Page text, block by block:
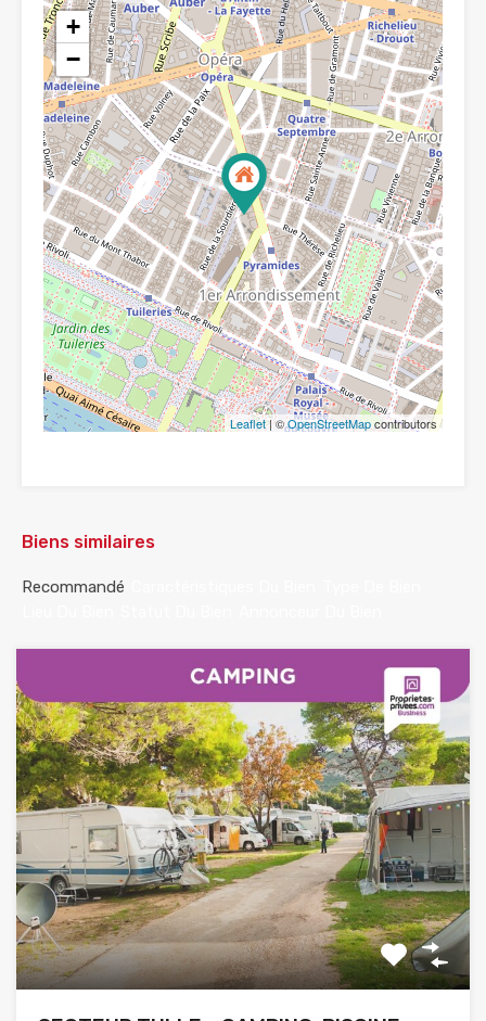
+
−
Leaflet| ©OpenStreetMapcontributors
Biens similaires
Recommandé